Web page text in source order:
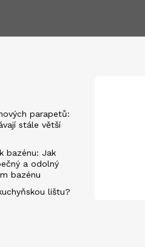
parapetů:
stále větší
bazénu: Jak
a odolný
bazénu
lištu?